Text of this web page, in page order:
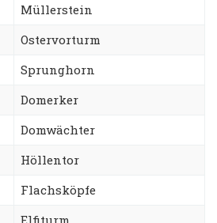
Müllerstein
Ostervorturm
Sprunghorn
Domerker
Domwächter
Höllentor
Flachsköpfe
Elfiturm